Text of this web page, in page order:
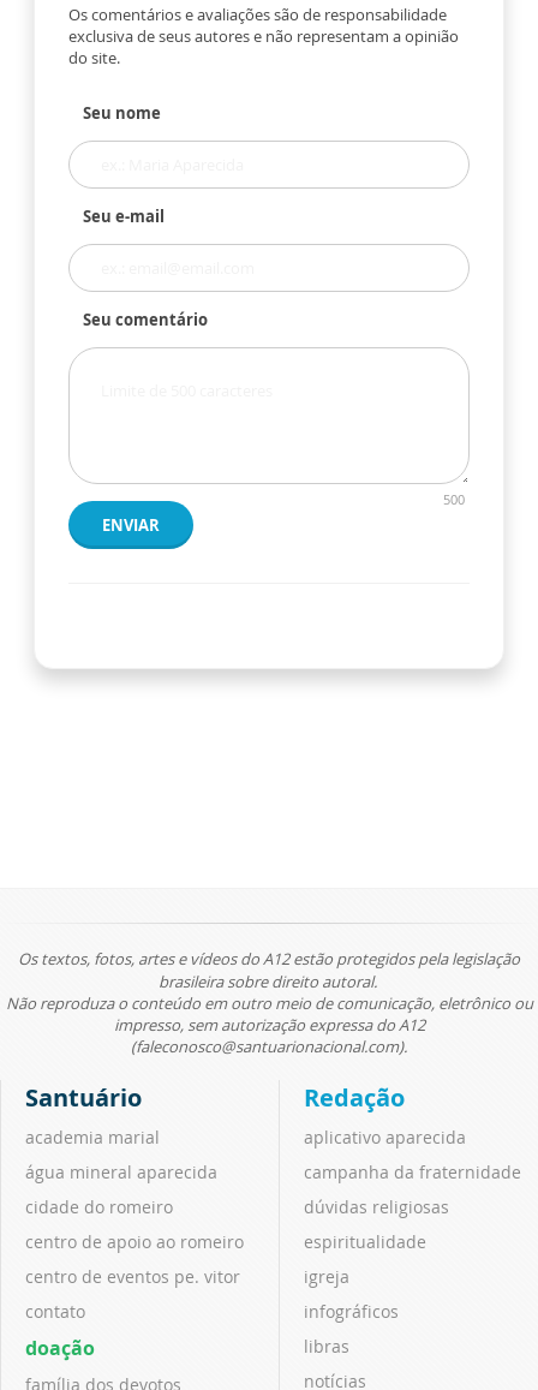
Os comentários e avaliações são de responsabilidade
exclusiva de seus autores e não representam a opinião
do site.
Seu nome
Seu e-mail
Seu comentário
500
ENVIAR
Os textos, fotos, artes e vídeos do A12 estão protegidos pela legislação
brasileira sobre direito autoral.
Não reproduza o conteúdo em outro meio de comunicação, eletrônico ou
impresso, sem autorização expressa do A12
(faleconosco@santuarionacional.com).
Santuário
academia marial
água mineral aparecida
cidade do romeiro
centro de apoio ao romeiro
centro de eventos pe. vitor
contato
doação
família dos devotos
Redação
aplicativo aparecida
campanha da fraternidade
dúvidas religiosas
espiritualidade
igreja
infográficos
libras
notícias